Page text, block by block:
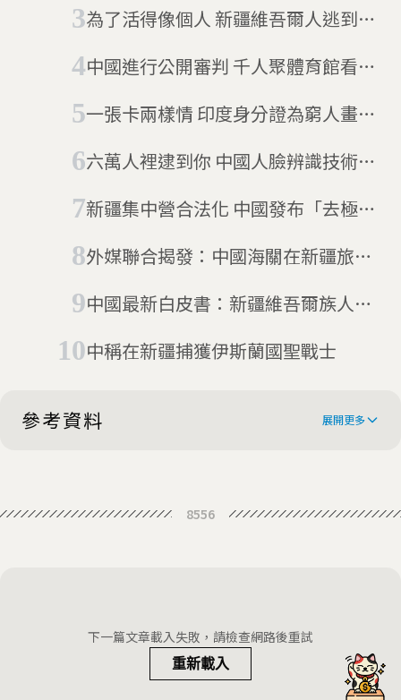
為了活得像個人 新疆維吾爾人逃到土
中國進行公開審判 千人聚體育館看死
一張卡兩樣情 印度身分證為窮人畫了
六萬人裡逮到你 中國人臉辨識技術演
新疆集中營合法化 中國發布「去極端
外媒聯合揭發：中國海關在新疆旅客
中國最新白皮書：新疆維吾爾族人是
中稱在新疆捕獲伊斯蘭國聖戰士
參考資料 展開更多
from all residents of Xinjiang
violations
Rights group criticises China for
mass DNA collection in Xinjiang
China: Minority Region Collects
8556
下一篇文章載入失敗，請檢查網路後重試
重新載入